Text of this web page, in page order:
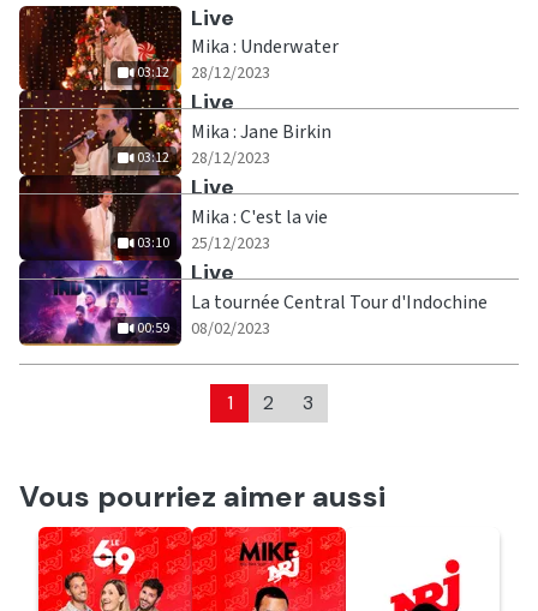
03:12
Ecouter
Live
Mika : Underwater
28/12/2023
03:12
Ecouter
Live
Mika : Jane Birkin
28/12/2023
03:10
Ecouter
Live
Mika : C'est la vie
25/12/2023
00:59
Ecouter
Live
La tournée Central Tour d'Indochine
08/02/2023
1 2 3
Vous pourriez aimer aussi